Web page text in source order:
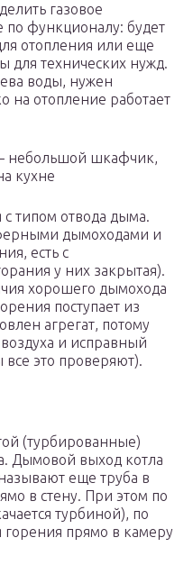
газовое
по функционалу: будет
отопления или еще
для технических нужд.
воды, нужен
на отопление работает
небольшой шкафчик,
кухне
с типом отвода дыма.
дымоходами и
есть с
у них закрытая).
хорошего дымохода
поступает из
агрегат, потому
и исправный
это проверяют).
(турбированные)
Дымовой выход котла
еще труба в
в стену. При этом по
турбиной), по
горения прямо в камеру